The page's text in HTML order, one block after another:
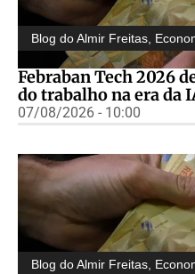
Blog do Almir Freitas
Febraban Tech 2026
do trabalho na era da
07/08/2026 - 10:00
Blog do Almir Freitas